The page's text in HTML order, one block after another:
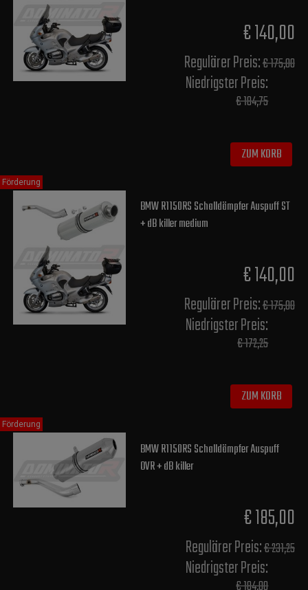
€ 140,00
Regulärer Preis:€ 175,00
Niedrigster Preis:
€ 184,75
ZUM KORB
BMW R1150RS Schalldämpfer Auspuff ST
+ dB killer medium
€ 140,00
Regulärer Preis:€ 175,00
Niedrigster Preis:
€ 172,25
ZUM KORB
Förderung
BMW R1150RS Schalldämpfer Auspuff
OVR + dB killer
€ 185,00
Regulärer Preis:€ 231,25
Niedrigster Preis:
Förderung